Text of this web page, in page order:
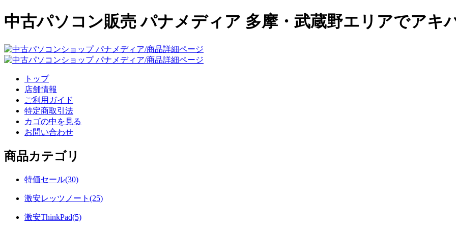
中古パソコン販売 パナメディア 多摩・武蔵野エリアでアキ
トップ
店舗情報
ご利用ガイド
特定商取引法
カゴの中を見る
お問い合わせ
商品カテゴリ
特価セール(30)
激安レッツノート(25)
激安ThinkPad(5)